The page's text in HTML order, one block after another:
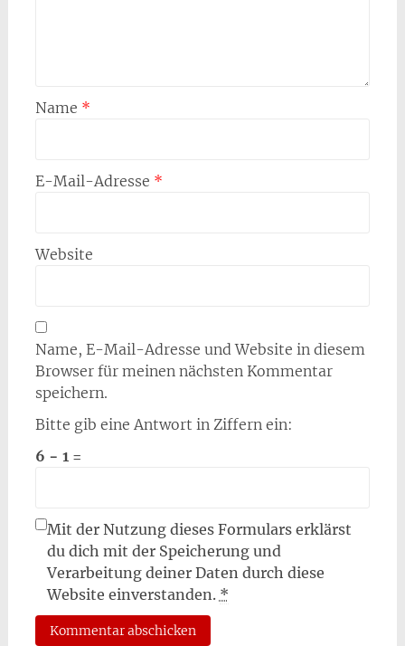
Name *
E-Mail-Adresse *
Website
Name, E-Mail-Adresse und Website in diesem
Browser für meinen nächsten Kommentar
speichern.
Bitte gib eine Antwort in Ziffern ein:
6 − 1 =
Mit der Nutzung dieses Formulars erklärst
du dich mit der Speicherung und
Verarbeitung deiner Daten durch diese
Website einverstanden. *